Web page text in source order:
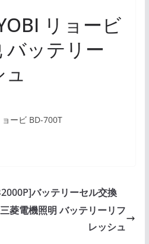
リョービ
バッテリー
ービ BD-700T
バッテリーセル交換
菱電機照明 バッテリーリフ
レッシュ